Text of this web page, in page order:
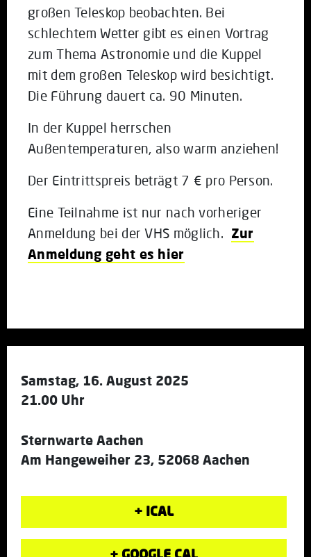
großen Teleskop beobachten. Bei
schlechtem Wetter gibt es einen Vortrag
zum Thema Astronomie und die Kuppel
mit dem großen Teleskop wird besichtigt.
Die Führung dauert ca. 90 Minuten.
In der Kuppel herrschen
Außentemperaturen, also warm anziehen!
Der Eintrittspreis beträgt 7 € pro Person.
Eine Teilnahme ist nur nach vorheriger
Anmeldung bei der VHS möglich. Zur
Anmeldung geht es hier
Samstag, 16. August 2025
21.00 Uhr
Sternwarte Aachen
Am Hangeweiher 23, 52068 Aachen
+ ICAL
+ GOOGLE CAL